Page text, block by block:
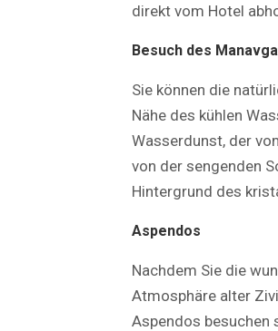
direkt vom Hotel
Besuch des
Sie können die
Nähe des kühlen
Wasserdunst, der
von der sengenden
Hintergrund des
Aspendos
Nachdem Sie die
Atmosphäre alter
Aspendos besuchen